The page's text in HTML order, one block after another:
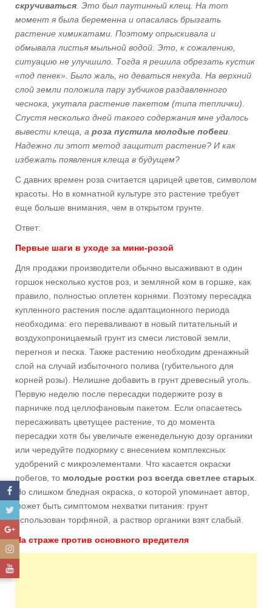
скручиваться . Это был паутинный клещ. На тот
момент я была беременна и опасалась брызгать
растение химикатами. Поэтому опрыскивала и
обмывала листья мыльной водой. Это, к сожалению,
ситуацию не улучшило. Тогда я решила обрезать кустик
«под пенек». Было жаль, но деваться некуда. На верхний
слой земли положила пару зубчиков раздавленного
чеснока, укутала растение пакетом (типа теплички).
Спустя несколько дней такого содержания мне удалось
вывести клеща, а роза пустила молодые побеги
Надежно ли этот метод защитит растение? И как
избежать появления клеща в будущем?
С давних времен роза считается царицей цветов, символом
красоты. Но в комнатной культуре это растение требует
еще больше внимания, чем в открытом грунте.
Ответ:
Первые шаги в уходе за мини-розой
Для продажи производители обычно высаживают в один
горшок несколько кустов роз, и земляной ком в горшке, как
правило, полностью оплетен корнями. Поэтому пересадка
купленного растения после адаптационного периода
необходима: его переваливают в новый питательный и
воздухопроницаемый грунт из смеси листовой земли,
перегноя и песка. Также растению необходим дренажный
слой на случай избыточного полива (губительного для
корней розы). Нелишне добавить в грунт древесный уголь.
Первую неделю после пересадки подержите розу в
парничке под целлофановым пакетом. Если опасаетесь
пересаживать цветущее растение, то до момента
пересадки хотя бы увеличьте еженедельную дозу органики
или чередуйте подкормку с внесением комплексных
удобрений с микроэлементами. Что касается окраски
побегов, то молодые ростки роз всегда светлее старых
Но слишком бледная окраска, о которой упоминает автор,
может быть симптомом нехватки питания: грунт
использован торфяной, а раствор органики взят слабый.
На страже против основного вредителя